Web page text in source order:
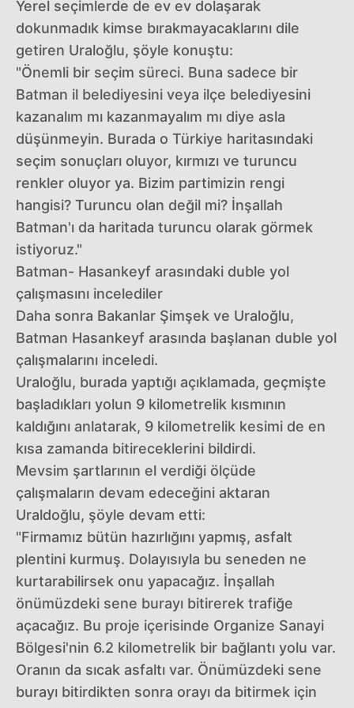
Yerel seçimlerde de ev ev dolaşarak
dokunmadık kimse bırakmayacaklarını dile
getiren Uraloğlu, şöyle konuştu:
"Önemli bir seçim süreci. Buna sadece bir
Batman il belediyesini veya ilçe belediyesini
kazanalım mı kazanmayalım mı diye asla
düşünmeyin. Burada o Türkiye haritasındaki
seçim sonuçları oluyor, kırmızı ve turuncu
renkler oluyor ya. Bizim partimizin rengi
hangisi? Turuncu olan değil mi? İnşallah
Batman'ı da haritada turuncu olarak görmek
istiyoruz."
Batman- Hasankeyf arasındaki duble yol
çalışmasını incelediler
Daha sonra Bakanlar Şimşek ve Uraloğlu,
Batman Hasankeyf arasında başlanan duble yol
çalışmalarını inceledi.
Uraloğlu, burada yaptığı açıklamada, geçmişte
başladıkları yolun 9 kilometrelik kısmının
kaldığını anlatarak, 9 kilometrelik kesimi de en
kısa zamanda bitireceklerini bildirdi.
Mevsim şartlarının el verdiği ölçüde
çalışmaların devam edeceğini aktaran
Uraldoğlu, şöyle devam etti:
"Firmamız bütün hazırlığını yapmış, asfalt
plentini kurmuş. Dolayısıyla bu seneden ne
kurtarabilirsek onu yapacağız. İnşallah
önümüzdeki sene burayı bitirerek trafiğe
açacağız. Bu proje içerisinde Organize Sanayi
Bölgesi'nin 6.2 kilometrelik bir bağlantı yolu var.
Oranın da sıcak asfaltı var. Önümüzdeki sene
burayı bitirdikten sonra orayı da bitirmek için